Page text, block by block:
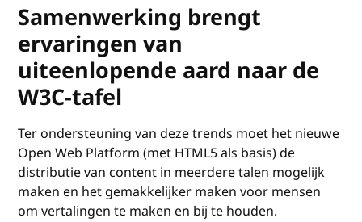
Samenwerking brengt
ervaringen van
uiteenlopende aard naar de
W3C-tafel
Ter ondersteuning van deze trends moet het nieuwe
Open Web Platform (met HTML5 als basis) de
distributie van content in meerdere talen mogelijk
maken en het gemakkelijker maken voor mensen
om vertalingen te maken en bij te houden.